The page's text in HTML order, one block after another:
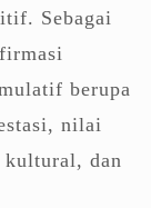
Sebagai
berupa
nilai
kultural, dan